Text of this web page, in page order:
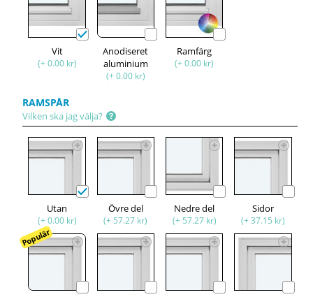
Vit
(+ 0.00 kr)
Anodiseret
aluminium
(+ 0.00 kr)
Ramfärg
(+ 0.00 kr)
RAMSPÅR
Vilken ska jag välja?
Utan
(+ 0.00 kr)
Övre del
(+ 57.27 kr)
Nedre del
(+ 57.27 kr)
Sidor
(+ 37.15 kr)
Populär